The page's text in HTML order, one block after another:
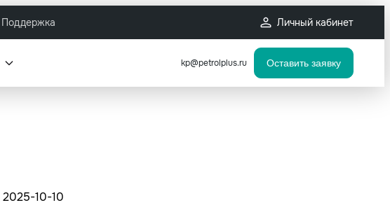
Поддержка Личный кабинет
kp@petrolplus.ru Оставить заявку
2025-10-10